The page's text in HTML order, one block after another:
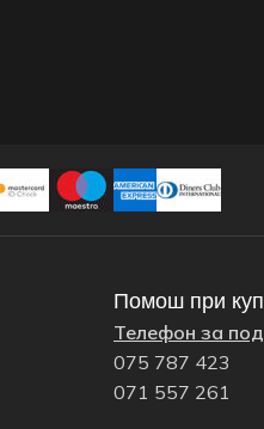
Помош при
Телефон за
075 787 423
071 557 261